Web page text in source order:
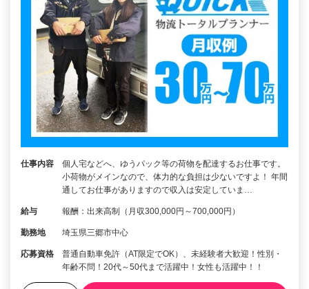
仕事内容
個人宅などへ、ゆうパック等の荷物を配達するお仕事です。
小荷物がメインなので、体力的な負担は少ないですよ！ 年間
通してお仕事がありますので収入は安定していま…
給与 報酬：出来高制（月収300,000円～700,000円）
勤務地 埼玉県三郷市中心
応募資格
普通自動車免許（AT限定でOK）、未経験者大歓迎！性別・
年齢不問！20代～50代まで活躍中！女性も活躍中！！